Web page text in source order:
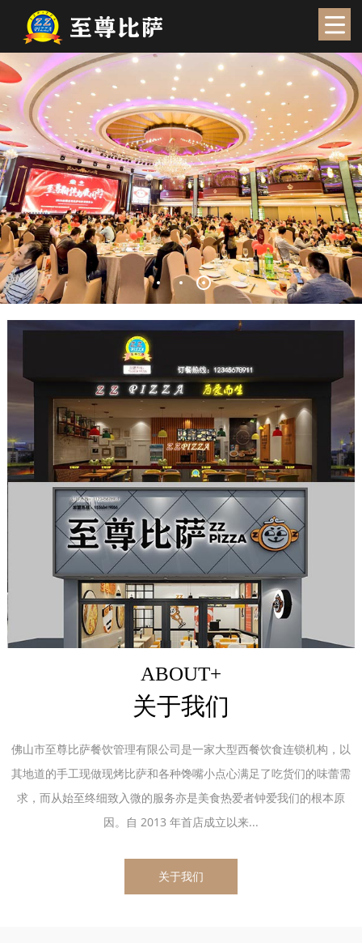
ABOUT+
关于我们
佛山市至尊比萨餐饮管理有限公司是一家大型西餐饮食连锁机构，以
其地道的手工现做现烤比萨和各种馋嘴小点心满足了吃货们的味蕾需
求，而从始至终细致入微的服务亦是美食热爱者钟爱我们的根本原
因。自 2013 年首店成立以来...
关于我们